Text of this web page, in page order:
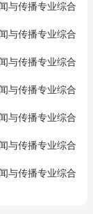
与传播专业综合
与传播专业综合
与传播专业综合
与传播专业综合
与传播专业综合
与传播专业综合
与传播专业综合